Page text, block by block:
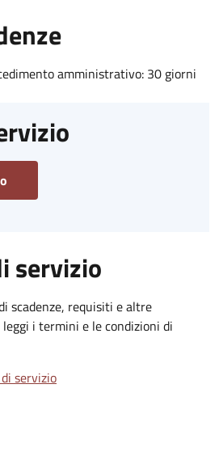
amministrativo: 30 giorni
servizio
scadenze, requisiti e altre
i termini e le condizioni di
servizio